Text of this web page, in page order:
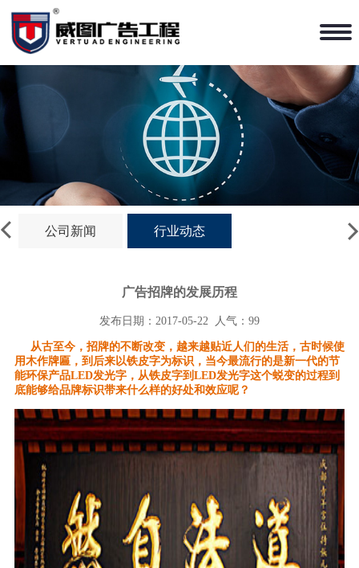
公司新闻 行业动态
广告招牌的发展历程
发布日期：2017-05-22 人气：99
从古至今，招牌的不断改变，越来越贴近人们的生活，古时候使
用木作牌匾，到后来以铁皮字为标识，当今最流行的是新一代的节
能环保产品LED发光字，从铁皮字到LED发光字这个蜕变的过程到
底能够给品牌标识带来什么样的好处和效应呢？